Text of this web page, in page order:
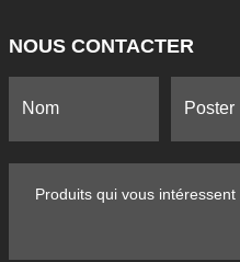
NOUS CONTACTER